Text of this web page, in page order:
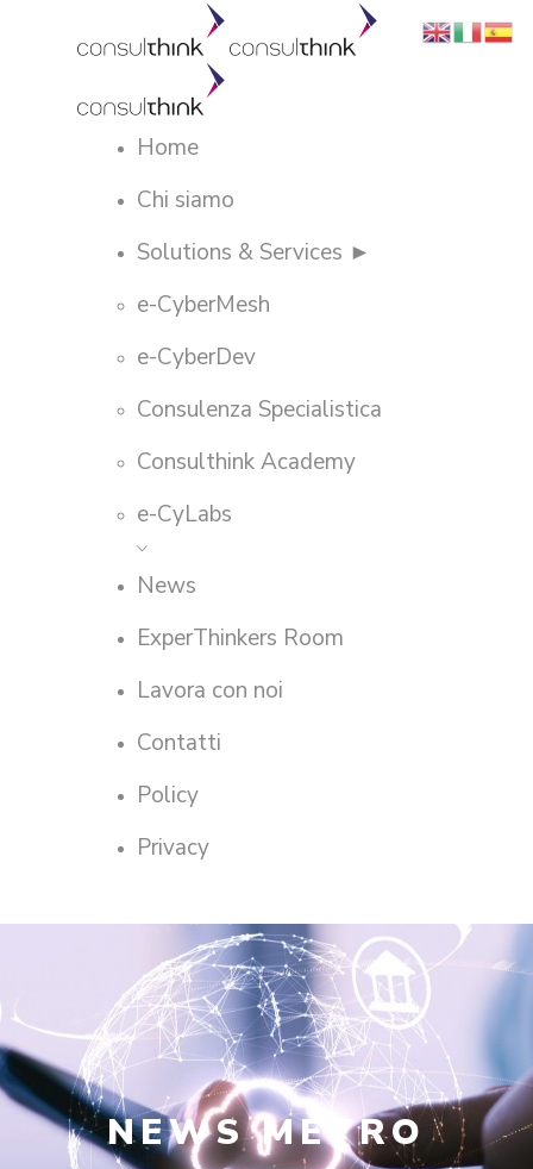
Home
Chi siamo
Solutions & Services ►
e-CyberMesh
e-CyberDev
Consulenza Specialistica
Consulthink Academy
e-CyLabs
News
ExperThinkers Room
Lavora con noi
Contatti
Policy
Privacy
NEWSMETRO